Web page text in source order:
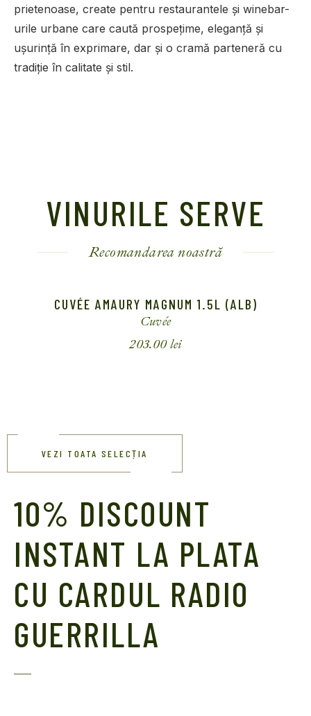
prietenoase, create pentru restaurantele și winebar-
urile urbane care caută prospețime, eleganță și
ușurință în exprimare, dar și o cramă parteneră cu
tradiție în calitate și stil.
VINURILE SERVE
Recomandarea noastră
CUVÉE GUY DE POIX (ROȘU)
Cuvée
233.50
VEZI TOATA SELECȚIA
10% DISCOUNT
INSTANT LA PLATA
CU CARDUL RADIO
GUERRILLA